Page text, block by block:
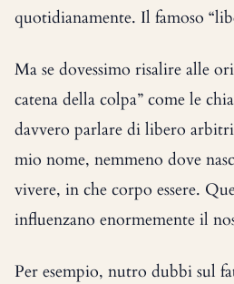
quotidianamente. Il famoso
Ma se dovessimo risalire alle
catena della colpa” come le
davvero parlare di libero
mio nome, nemmeno dove
vivere, in che corpo essere.
influenzano enormemente il
Per esempio, nutro dubbi sul